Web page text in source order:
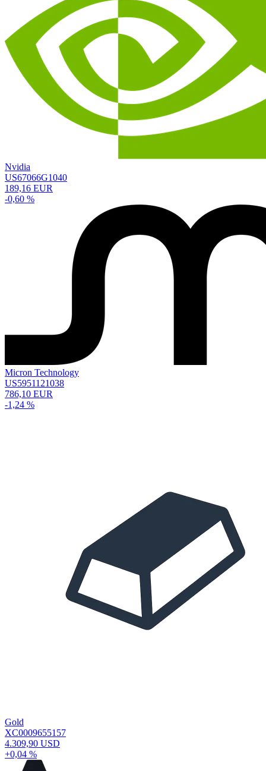
Nvidia
US67066G1040
189,16 EUR
-0,60 %
Micron Technology
US5951121038
786,10 EUR
-1,24 %
Gold
XC0009655157
4.309,90 USD
+0,04 %